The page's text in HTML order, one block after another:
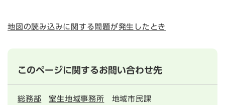
地図の読み込みに関する問題が発生したとき
このページに関するお問い合わせ先
総務部 室生地域事務所 地域市民課